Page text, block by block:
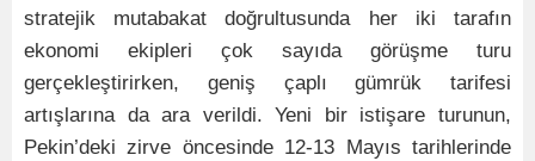
stratejik mutabakat doğrultusunda her iki tarafın
ekonomi ekipleri çok sayıda görüşme turu
gerçekleştirirken, geniş çaplı gümrük tarifesi
artışlarına da ara verildi. Yeni bir istişare turunun,
Pekin’deki zirve öncesinde 12-13 Mayıs tarihlerinde